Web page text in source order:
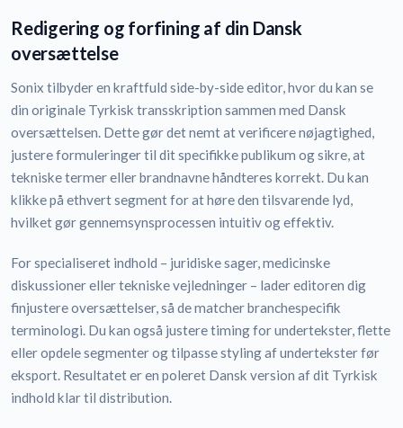
Redigering og forfining af din Dansk
oversættelse
Sonix tilbyder en kraftfuld side-by-side editor, hvor du kan se
din originale Tyrkisk transskription sammen med Dansk
oversættelsen. Dette gør det nemt at verificere nøjagtighed,
justere formuleringer til dit specifikke publikum og sikre, at
tekniske termer eller brandnavne håndteres korrekt. Du kan
klikke på ethvert segment for at høre den tilsvarende lyd,
hvilket gør gennemsynsprocessen intuitiv og effektiv.
For specialiseret indhold – juridiske sager, medicinske
diskussioner eller tekniske vejledninger – lader editoren dig
finjustere oversættelser, så de matcher branchespecifik
terminologi. Du kan også justere timing for undertekster, flette
eller opdele segmenter og tilpasse styling af undertekster før
eksport. Resultatet er en poleret Dansk version af dit Tyrkisk
indhold klar til distribution.